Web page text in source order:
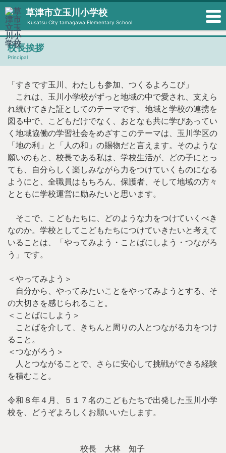
草津市立玉川小学校
Kusatsu City tamagawa Elementary School
校長挨拶
Principal
「すきです玉川、わたしも参加、つくるよろこび」
これは、玉川小学校がずっと地域の中で愛され、支えら
れ続けてきた証としてのテーマです。地域と学校の連携を
図る中で、こどもだけでなく、おとなも共に学びあってい
く地域協働の学習社会をめざすこのテーマは、玉川学区の
「地の利」と「人の和」の賜物だと言えます。そのような
願いのもと、校長である私は、学校生活が、どの子にとっ
ても、自分らしく楽しみながら力をつけていくものになる
ようにと、全職員はもちろん、保護者、そして地域の方々
とともに学校運営に励みたいと思います。
そこで、こどもたちに、どのような力をつけていくべき
なのか。学校としてこどもたちにつけていきたいと考えて
いることは、「やってみよう・ことばにしよう・つながろ
う」です。
＜やってみよう＞
自分から、やってみたいことをやってみようとする、そ
の大切さを感じられること。
＜ことばにしよう＞
ことばを介して、きちんと周りの人とつながる力をつけ
ること。
＜つながろう＞
人とつながることで、さらに安心して挑戦ができる経験
を積むこと。
令和８年４月、５１７名のこどもたちで出発した玉川小学
校を、どうぞよろしくお願いいたします。
校長 大林 知子